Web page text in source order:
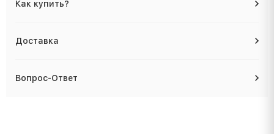
Как купить?
Доставка
Вопрос-Ответ